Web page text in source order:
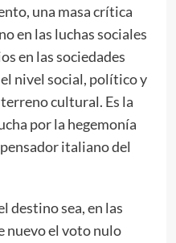
una masa crítica
en las luchas sociales
en las sociedades
nivel social, político y
cultural. Es la
por la hegemonía
italiano del
destino sea, en las
nuevo el voto nulo